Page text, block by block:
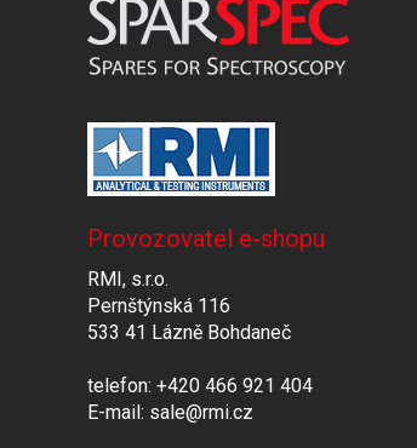
Provozovatel e-shopu
RMI, s.r.o.
Pernštýnská 116
533 41 Lázně Bohdaneč
telefon: +420 466 921 404
E-mail: sale@rmi.cz